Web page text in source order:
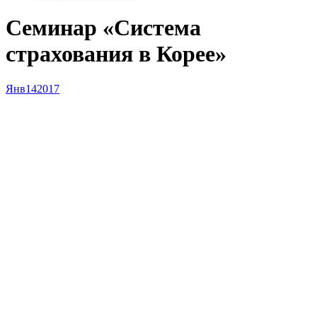
Семинар «Система
страхования в Корее»
Янв142017